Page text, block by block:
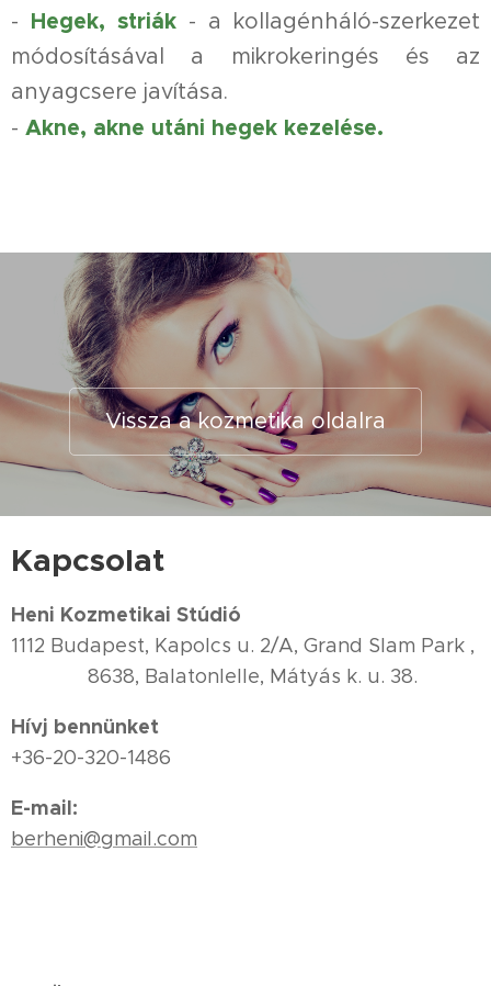
- Hegek, striák - a kollagénháló-szerkezet
módosításával a mikrokeringés és az
anyagcsere javítása.
- Akne, akne utáni hegek kezelése.
Vissza a kozmetika oldalra
Kapcsolat
Heni Kozmetikai Stúdió
1112 Budapest, Kapolcs u. 2/A, Grand Slam Park ,
8638, Balatonlelle, Mátyás k. u. 38.
Hívj bennünket
+36-20-320-1486
E-mail:
berheni@gmail.com